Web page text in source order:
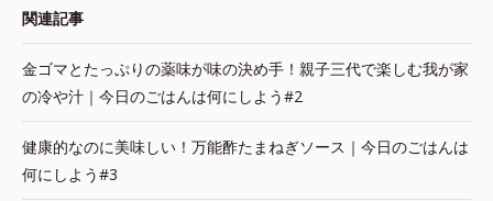
関連記事
金ゴマとたっぷりの薬味が味の決め手！親子三代で楽しむ我が家
の冷や汁｜今日のごはんは何にしよう#2
健康的なのに美味しい！万能酢たまねぎソース｜今日のごはんは
何にしよう#3